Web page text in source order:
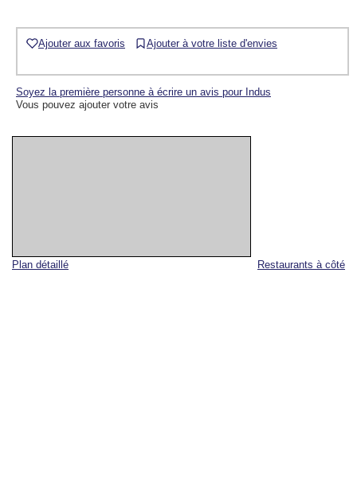
Restaurants à côté
Plan détaillé
Ajouter aux favoris Ajouter à votre liste d'envies
Soyez la première personne à écrire un avis pour Indus
Vous pouvez ajouter votre avis